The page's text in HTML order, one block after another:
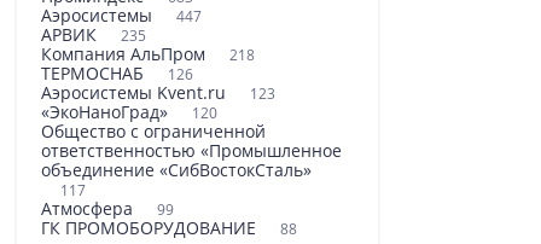
Аэросистемы 447
АРВИК 235
Компания АльПром 218
ТЕРМОСНАБ 126
Аэросистемы Kvent.ru 123
«ЭкоНаноГрад» 120
Общество с ограниченной
ответственностью «Промышленное
объединение «СибВостокСталь»
117
Атмосфера 99
ГК ПРОМОБОРУДОВАНИЕ 88